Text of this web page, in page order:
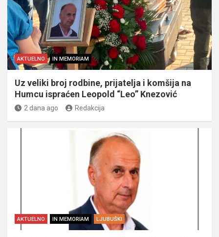
AKTUELNO IN MEMORIAM
Uz veliki broj rodbine, prijatelja i komšija na
Humcu ispraćen Leopold “Leo” Knezović
2 dana ago Redakcija
AKTUELNO IN MEMORIAM LJUBUŠKI